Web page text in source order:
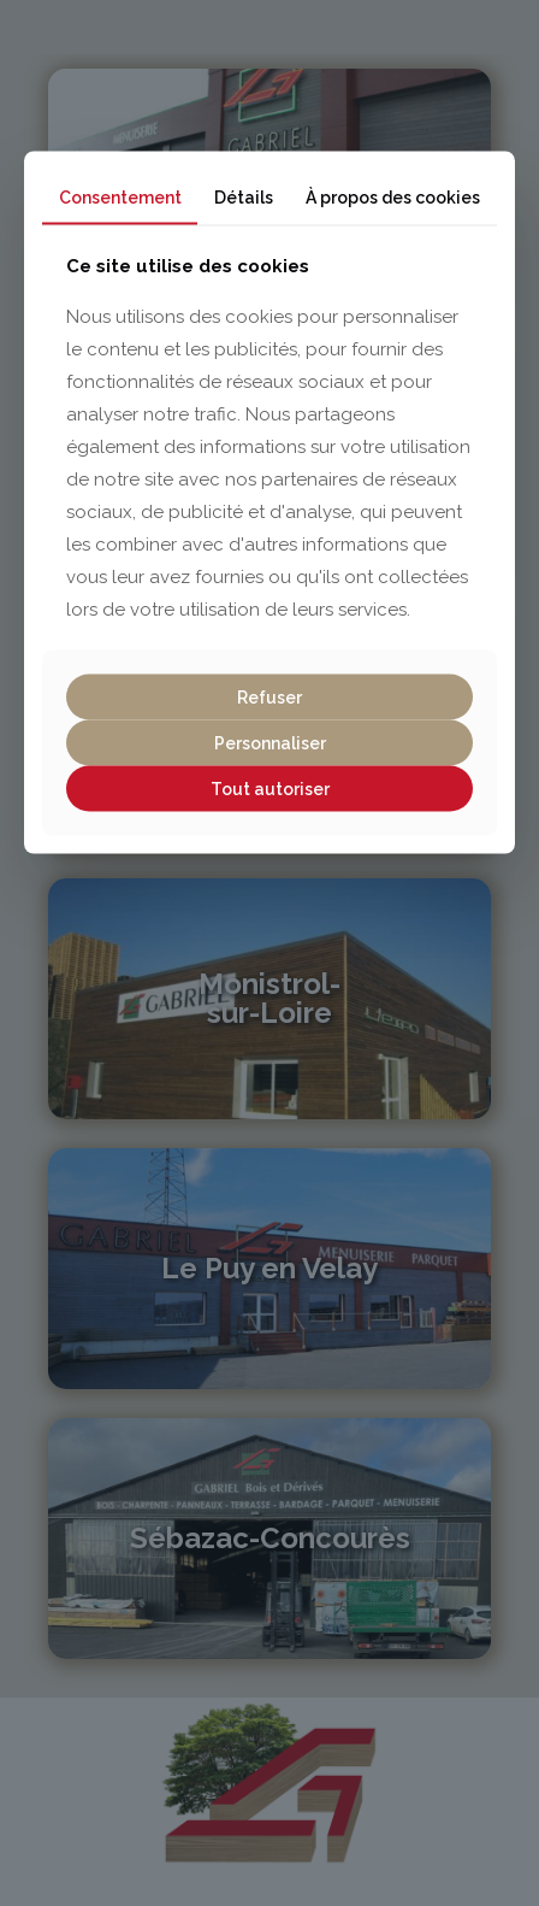
Issoire
04 73 55 06 09
Clermont-Ferrand
04 73 42 18 38
lexpo@gabriel-sa.fr
Vichy / Cusset
04 70 97 56 39
cusset@gabriel-sa.fr
Monistrol-
sur-Loire
monistrol@gabriel-sa.fr
Le Puy en Velay
04 71 01 13 30
lepuy@gabriel-sa.fr
Sébazac-Concourès
05 81 55 83 89
monistrol@gabriel-sa.fr
Consentement Détails À propos des cookies
Ce site utilise des cookies
Nous utilisons des cookies pour personnaliser
le contenu et les publicités, pour fournir des
fonctionnalités de réseaux sociaux et pour
analyser notre trafic. Nous partageons
également des informations sur votre utilisation
de notre site avec nos partenaires de réseaux
sociaux, de publicité et d'analyse, qui peuvent
les combiner avec d'autres informations que
vous leur avez fournies ou qu'ils ont collectées
lors de votre utilisation de leurs services.
Refuser
Personnaliser
Tout autoriser